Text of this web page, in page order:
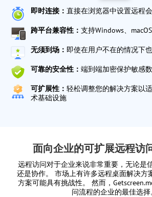
即时连接： 直接在浏览器中设置远程
跨平台兼容性： 支持Windows、
无须到场： 即使在用户不在的情况下
可靠的安全性： 端到端加密保护敏感
可扩展性： 轻松调整您的解决方案以
术基础设施
面向企业的可扩展远程访
远程访问对于企业来说非常重要，无论是
还是协作。 市场上有许多远程桌面解决方
方案可能具有挑战性。 然而，
问流程的企业的最佳选择